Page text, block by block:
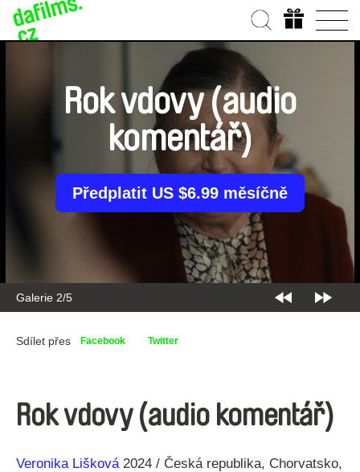
Galerie 2/5
Rok vdovy (audio
komentář)
Předplatit US $6.99 měsíčně
Sdílet přes Facebook Twitter
Rok vdovy (audio komentář)
Režie
Veronika Lišková
Rok 2024 Česká republika Chorvatsko